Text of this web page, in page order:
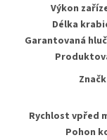
Výkon
Délka
Garantovaná
Rychlost vpřed
Pohon